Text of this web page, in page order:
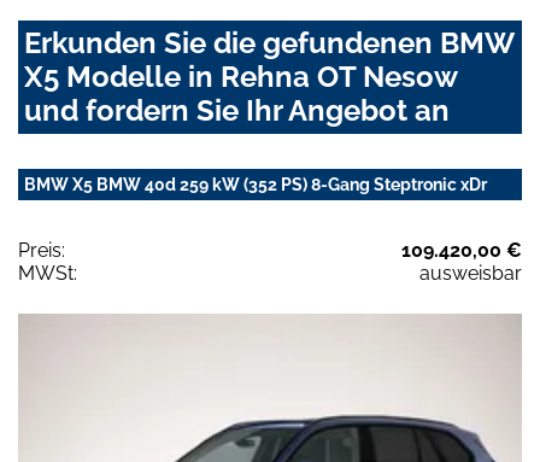
Erkunden Sie die gefundenen BMW
X5 Modelle in Rehna OT Nesow
und fordern Sie Ihr Angebot an
BMW X5 BMW 40d 259 kW (352 PS) 8-Gang Steptronic xDr
Preis:
109.420,00 €
MWSt:
ausweisbar